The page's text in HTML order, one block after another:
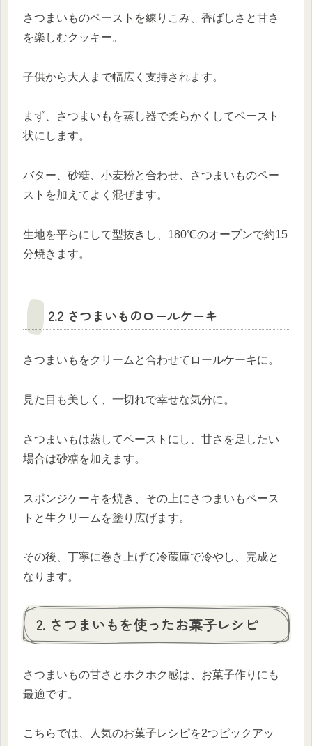
さつまいものペーストを練りこみ、香ばしさと甘さ
を楽しむクッキー。
子供から大人まで幅広く支持されます。
まず、さつまいもを蒸し器で柔らかくしてペースト
状にします。
バター、砂糖、小麦粉と合わせ、さつまいものペー
ストを加えてよく混ぜます。
生地を平らにして型抜きし、180℃のオーブンで約15
分焼きます。
2.2 さつまいものロールケーキ
さつまいもをクリームと合わせてロールケーキに。
見た目も美しく、一切れで幸せな気分に。
さつまいもは蒸してペーストにし、甘さを足したい
場合は砂糖を加えます。
スポンジケーキを焼き、その上にさつまいもペース
トと生クリームを塗り広げます。
その後、丁寧に巻き上げて冷蔵庫で冷やし、完成と
なります。
2. さつまいもを使ったお菓子レシピ
さつまいもの甘さとホクホク感は、お菓子作りにも
最適です。
こちらでは、人気のお菓子レシピを2つピックアッ